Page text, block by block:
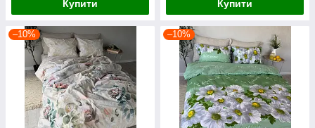
Купити Купити
–10% –10%